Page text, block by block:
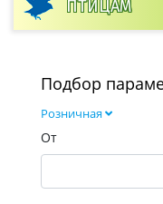
ПТИЦАМ
Подбор
Розничная
От